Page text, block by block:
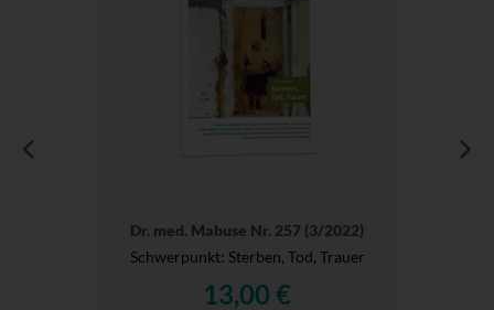
Dr. med. Mabuse Nr. 257 (3/2022)
Schwerpunkt: Sterben, Tod, Trauer
13,00 €